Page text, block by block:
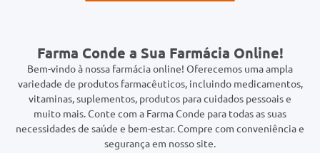
Farma Conde a Sua Farmácia Online!
Bem-vindo à nossa farmácia online! Oferecemos uma ampla
variedade de produtos farmacêuticos, incluindo medicamentos,
vitaminas, suplementos, produtos para cuidados pessoais e
muito mais. Conte com a Farma Conde para todas as suas
necessidades de saúde e bem-estar. Compre com conveniência e
segurança em nosso site.